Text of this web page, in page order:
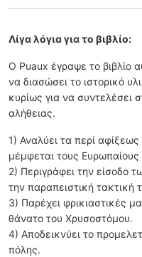
Λίγα λόγια για το βιβλίο:
Ο Puaux έγραψε το βιβλίο
να διασώσει το ιστορικό
κυρίως για να συντελέσει
αλήθειας.
1) Αναλύει τα περί
μέμφεται τους Ευρωπαίους
2) Περιγράφει την είσοδο
την παραπειστική τακτική
3) Παρέχει φρικιαστικές
θάνατο του Χρυσοστόμου.
4) Αποδεικνύει το
πόλης.